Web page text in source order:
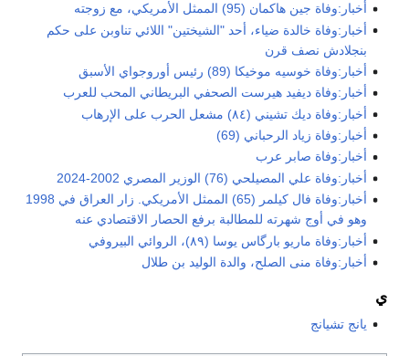
أخبار:وفاة جين هاكمان (95) الممثل الأمريكي، مع زوجته
أخبار:وفاة خالدة ضياء، أحد "الشيختين" اللائي تناوبن على حكم
بنجلادش نصف قرن
أخبار:وفاة خوسيه موخيكا (89) رئيس أوروجواي الأسبق
أخبار:وفاة ديفيد هيرست الصحفي البريطاني المحب للعرب
أخبار:وفاة ديك تشيني (٨٤) مشعل الحرب على الإرهاب
أخبار:وفاة زياد الرحباني (69)
أخبار:وفاة صابر عرب
أخبار:وفاة علي المصيلحي (76) الوزير المصري 2002-2024
أخبار:وفاة فال كيلمر (65) الممثل الأمريكي. زار العراق في 1998
وهو في أوج شهرته للمطالبة برفع الحصار الاقتصادي عنه
أخبار:وفاة ماريو بارگاس يوسا (٨٩)، الروائي البيروفي
أخبار:وفاة منى الصلح، والدة الوليد بن طلال
ي
يانج تشيانج